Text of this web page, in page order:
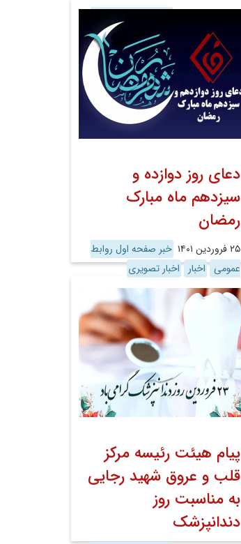
عمومی اخبار اخبار تصویری
دعای روز دوازده و
سیزدهم ماه مبارک
رمضان
۲۵ فروردین ۱۴۰۱
خبر صفحه اول روابط
عمومی اخبار اخبار تصویری
پیام هیئت رئیسه مرکز
قلب و عروق شهید رجایی
به مناسبت روز
دندانپزشک